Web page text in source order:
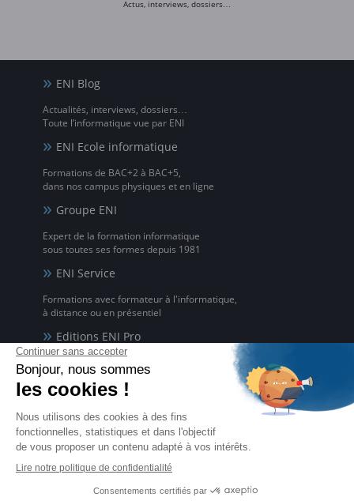
Actus, interviews, dossiers…
ENI Blog
Actualités, interviews, dossiers…
Toute l’informatique vue par ENI
ENI Ecole informatique
Formations de BAC+2 à BAC+5,
dans nos campus physiques et en ligne
Groupe ENI
Expert de la formation informatique
sous toutes ses formes depuis 1981
ENI Service
Formations avec formateur à l'informatique,
à distance ou en présentiel
Editions ENI Pro
pour les organismes de formation
ENI elearning
La solution de formation à l'informatique en ligne,
disponible en 5 langues
Certifications ENI
Certifications à l'informatique